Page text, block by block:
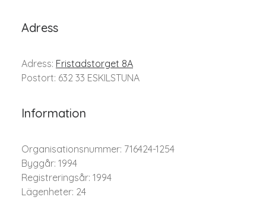
Adress
Adress: Fristadstorget 8A
Postort: 632 33 ESKILSTUNA
Information
Organisationsnummer: 716424-1254
Byggår: 1994
Registreringsår: 1994
Lägenheter: 24